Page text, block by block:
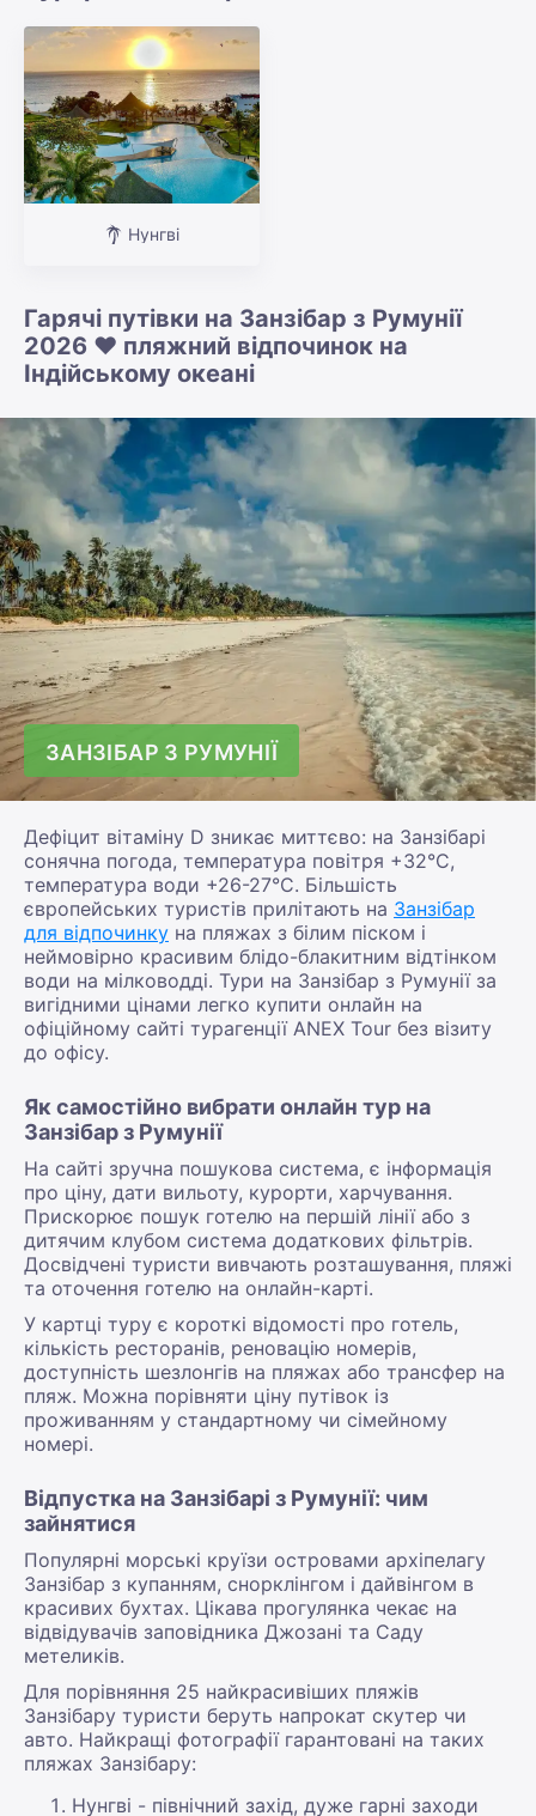
Нунгві
Гарячі путівки на Занзібар з Румунії
2026 ❤️ пляжний відпочинок на
Індійському океані
ЗАНЗІБАР З РУМУНІЇ
Дефіцит вітаміну D зникає миттєво: на Занзібарі
сонячна погода, температура повітря +32°С,
температура води +26-27°С. Більшість
європейських туристів прилітають на Занзібар
для відпочинку на пляжах з білим піском і
неймовірно красивим блідо-блакитним відтінком
води на мілководді. Тури на Занзібар з Румунії за
вигідними цінами легко купити онлайн на
офіційному сайті турагенції ANEX Tour без візиту
до офісу.
Як самостійно вибрати онлайн тур на
Занзібар з Румунії
На сайті зручна пошукова система, є інформація
про ціну, дати вильоту, курорти, харчування.
Прискорює пошук готелю на першій лінії або з
дитячим клубом система додаткових фільтрів.
Досвідчені туристи вивчають розташування, пляжі
та оточення готелю на онлайн-карті.
У картці туру є короткі відомості про готель,
кількість ресторанів, реновацію номерів,
доступність шезлонгів на пляжах або трансфер на
пляж. Можна порівняти ціну путівок із
проживанням у стандартному чи сімейному
номері.
Відпустка на Занзібарі з Румунії: чим
зайнятися
Популярні морські круїзи островами архіпелагу
Занзібар з купанням, снорклінгом і дайвінгом в
красивих бухтах. Цікава прогулянка чекає на
відвідувачів заповідника Джозані та Саду
метеликів.
Для порівняння 25 найкрасивіших пляжів
Занзібару туристи беруть напрокат скутер чи
авто. Найкращі фотографії гарантовані на таких
пляжах Занзібару:
Нунгві - північний захід, дуже гарні заходи